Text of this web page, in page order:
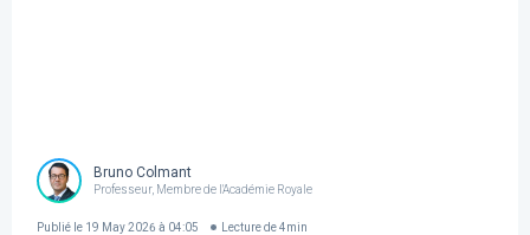
Bruno Colmant
Professeur, Membre de l'Académie Royale
Publié le 19 May 2026 à 04:05 Lecture de 4min